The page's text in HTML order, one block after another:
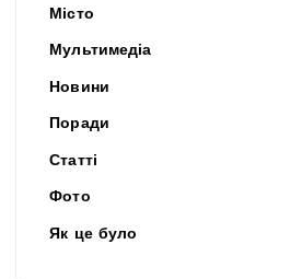
Місто
Мультимедіа
Новини
Поради
Статті
Фото
Як це було